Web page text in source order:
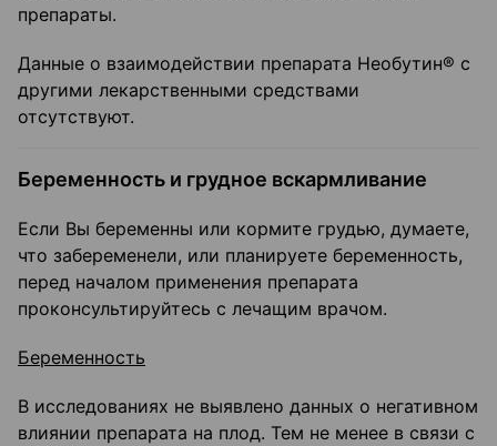
препараты.
Данные о взаимодействии препарата Необутин® с
другими лекарственными средствами
отсутствуют.
Беременность и грудное вскармливание
Если Вы беременны или кормите грудью, думаете,
что забеременели, или планируете беременность,
перед началом применения препарата
проконсультируйтесь с лечащим врачом.
Беременность
В исследованиях не выявлено данных о негативном
влиянии препарата на плод. Тем не менее в связи с